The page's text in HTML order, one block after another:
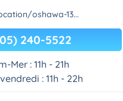
oshawa-13...
240-5522
Mer : 11h - 21h
: 11h - 22h